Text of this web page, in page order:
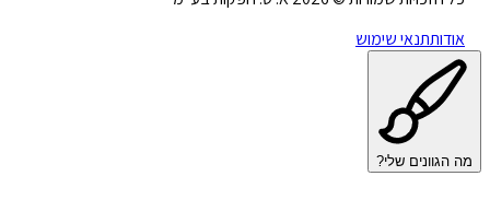
אודותתנאי שימוש
מה הגוונים שלי?